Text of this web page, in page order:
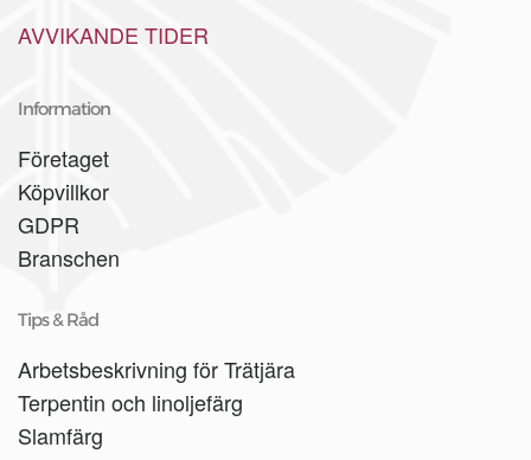
AVVIKANDE TIDER
Information
Företaget
Köpvillkor
GDPR
Branschen
Tips & Råd
Arbetsbeskrivning för Trätjära
Terpentin och linoljefärg
Slamfärg